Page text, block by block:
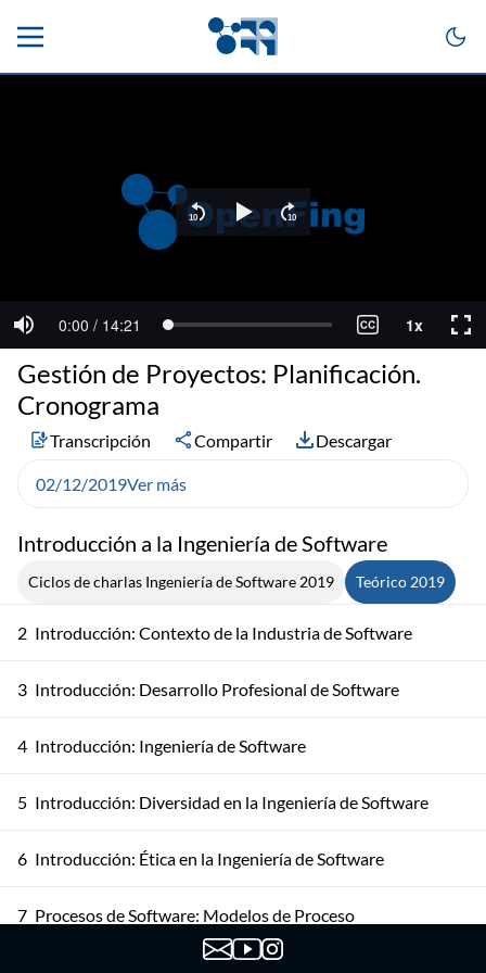
Introducción a la Ingeniería de Software
Ciclos de charlas Ingeniería de Software 2019 Teórico 2019
2 Introducción: Contexto de la Industria de Software
3 Introducción: Desarrollo Profesional de Software
4 Introducción: Ingeniería de Software
5 Introducción: Diversidad en la Ingeniería de Software
6 Introducción: Ética en la Ingeniería de Software
7 Procesos de Software: Modelos de Proceso
Gestión de Proyectos: Planificación.
Cronograma
Transcripción Compartir Descargar
02/12/2019Ver más